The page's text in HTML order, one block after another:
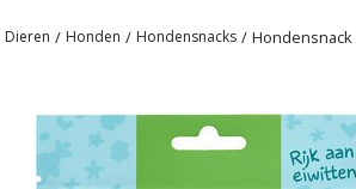
Dieren Honden Hondensnacks Hondensnack